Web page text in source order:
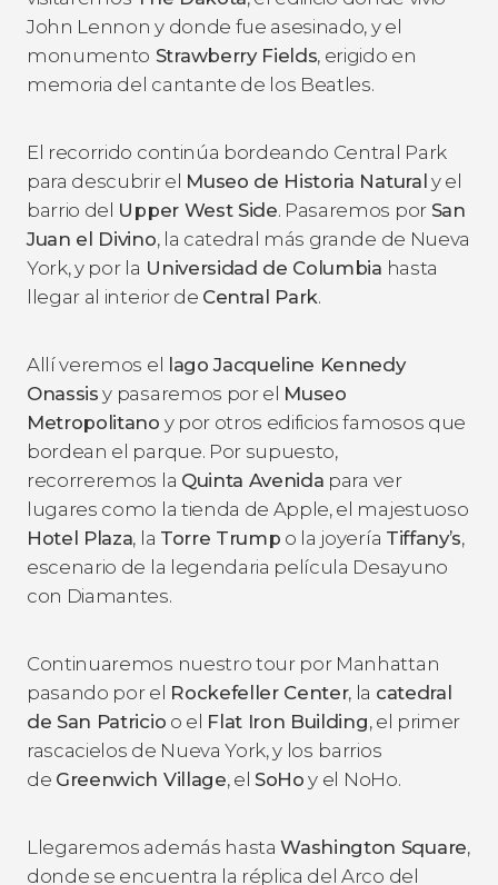
John Lennon y donde fue asesinado, y el
monumento Strawberry Fields, erigido en
memoria del cantante de los Beatles.
El recorrido continúa bordeando Central Park
para descubrir el Museo de Historia Natural y el
barrio del Upper West Side. Pasaremos por San
Juan el Divino, la catedral más grande de Nueva
York, y por la Universidad de Columbia hasta
llegar al interior de Central Park.
Allí veremos el lago Jacqueline Kennedy
Onassis y pasaremos por el Museo
Metropolitano y por otros edificios famosos que
bordean el parque. Por supuesto,
recorreremos la Quinta Avenida para ver
lugares como la tienda de Apple, el majestuoso
Hotel Plaza, la Torre Trump o la joyería Tiffany’s,
escenario de la legendaria película Desayuno
con Diamantes.
Continuaremos nuestro tour por Manhattan
pasando por el Rockefeller Center, la catedral
de San Patricio o el Flat Iron Building, el primer
rascacielos de Nueva York, y los barrios
de Greenwich Village, el SoHo y el NoHo.
Llegaremos además hastaWashington Square,
donde se encuentra la réplica del Arco del